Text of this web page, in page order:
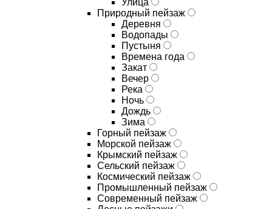
Улица
Природный пейзаж
Деревня
Водопады
Пустыня
Времена года
Закат
Вечер
Река
Ночь
Дождь
Зима
Горный пейзаж
Морской пейзаж
Крымский пейзаж
Сельский пейзаж
Космический пейзаж
Промышленный пейзаж
Современный пейзаж